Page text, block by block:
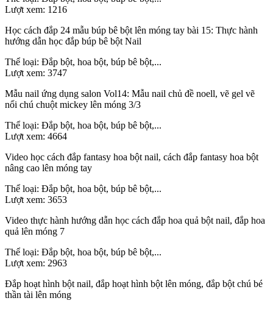
Lượt xem: 1216
Học cách đắp 24 mẫu búp bê bột lên móng tay bài 15: Thực hành
hướng dẫn học đắp búp bê bột Nail
Thể loại: Đắp bột, hoa bột, búp bê bột,...
Lượt xem: 3747
Mẫu nail ứng dụng salon Vol14: Mẫu nail chủ đề noell, vẽ gel vẽ
nổi chú chuột mickey lên móng 3/3
Thể loại: Đắp bột, hoa bột, búp bê bột,...
Lượt xem: 4664
Video học cách đắp fantasy hoa bột nail, cách đắp fantasy hoa bột
nâng cao lên móng tay
Thể loại: Đắp bột, hoa bột, búp bê bột,...
Lượt xem: 3653
Video thực hành hướng dẫn học cách đắp hoa quả bột nail, đắp hoa
quả lên móng 7
Thể loại: Đắp bột, hoa bột, búp bê bột,...
Lượt xem: 2963
Đắp hoạt hình bột nail, đắp hoạt hình bột lên móng, đắp bột chú bé
thần tài lên móng